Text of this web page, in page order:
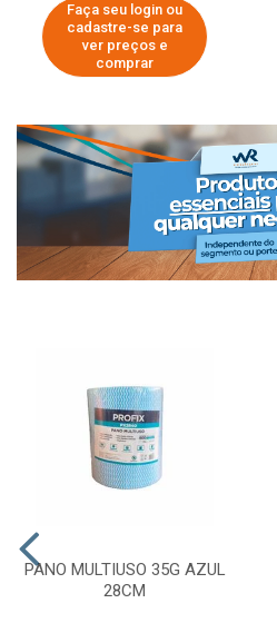
Faça seu login ou
cadastre-se para
ver preços e
comprar
PANO MULTIUSO 35G AZUL
28CM